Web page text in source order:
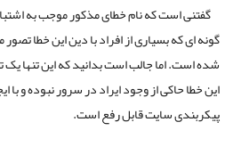
گفتنی است که نام خطای مذکور موجب به
گونه ای که بسیاری از افراد با دین این خطا
شده است.اما جالب است بدانید که این تنها
این خطا حاکی از وجود ایراد در سرور نبوده و با
پیکربندی سایت قابل رفع است.